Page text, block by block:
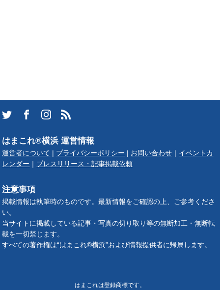
はまこれ®横浜 運営情報
運営者について プライバシーポリシー お問い合わせ
イベントカ
レンダー
プレスリリース・記事掲載依頼
注意事項
掲載情報は執筆時のものです。最新情報をご確認の上、ご参考くださ
い。
当サイトに掲載している記事・写真の切り取り等の無断加工・無断転
載を一切禁じます。
すべての著作権は“はまこれ®横浜”および情報提供者に帰属します。
はまこれは登録商標です。